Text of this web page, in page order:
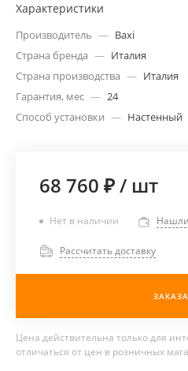
Характеристики
Производитель — Baxi
Страна бренда — Италия
Страна производства — Италия
Гарантия, мес — 24
Способ установки — Настенный
68 760 ₽/ шт
Нет в наличии
Рассчитать доставку
Цена действительна только для
отличаться от цен в розничных